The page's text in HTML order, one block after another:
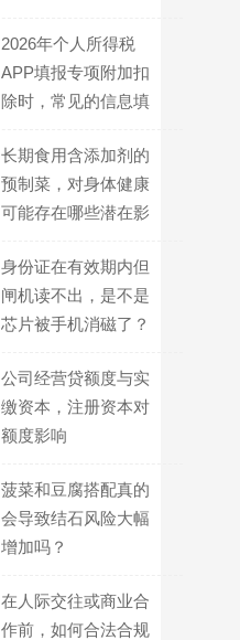
2026年个人所得税
APP填报专项附加扣
除时，常见的信息填
免？
长期食用含添加剂的
预制菜，对身体健康
可能存在哪些潜在影
身份证在有效期内但
闸机读不出，是不是
芯片被手机消磁了？
公司经营贷额度与实
缴资本，注册资本对
额度影响
菠菜和豆腐搭配真的
会导致结石风险大幅
增加吗？
在人际交往或商业合
作前，如何合法合规